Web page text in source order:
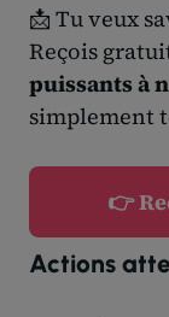
📩 Tu veux
Reçois
puissants à
simplement
👉
Actions